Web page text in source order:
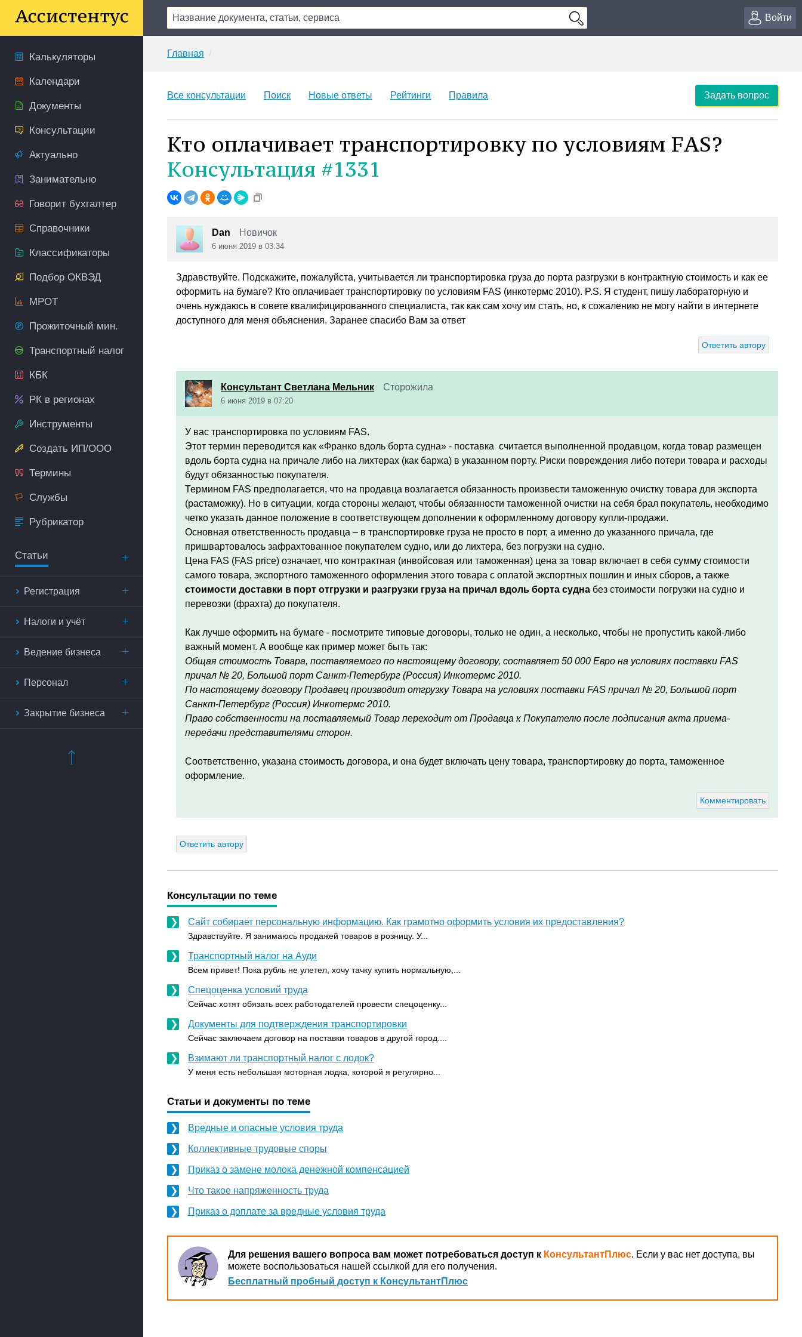
Войти
Калькуляторы
Календари
Документы
Консультации
Актуально
Занимательно
Говорит бухгалтер
Справочники
Классификаторы
Подбор ОКВЭД
МРОТ
Прожиточный мин.
Транспортный налог
КБК
РК в регионах
Инструменты
Создать ИП/ООО
Термины
Службы
Рубрикатор
Статьи
Регистрация
Налоги и учёт
Ведение бизнеса
Персонал
Закрытие бизнеса
Главная
Все консультации Поиск Новые ответы Рейтинги Правила Задать вопрос
Кто оплачивает транспортировку по условиям FAS?
Консультация #1331
Dan Новичок
6 июня 2019 в 03:34
Здравствуйте. Подскажите, пожалуйста, учитывается ли транспортировка груза до порта разгрузки в контрактную стоимость и как ее
оформить на бумаге? Кто оплачивает транспортировку по условиям FAS (инкотермс 2010). P.S. Я студент, пишу лабораторную и
очень нуждаюсь в совете квалифицированного специалиста, так как сам хочу им стать, но, к сожалению не могу найти в интернете
доступного для меня объяснения. Заранее спасибо Вам за ответ
Ответить автору
Консультант Светлана Мельник Сторожила
6 июня 2019 в 07:20
У вас транспортировка по условиям FAS.
Этот термин переводится как «Франко вдоль борта судна» - поставка считается выполненной продавцом, когда товар размещен
вдоль борта судна на причале либо на лихтерах (как баржа) в указанном порту. Риски повреждения либо потери товара и расходы
будут обязанностью покупателя.
Термином FAS предполагается, что на продавца возлагается обязанность произвести таможенную очистку товара для экспорта
(растаможку). Но в ситуации, когда стороны желают, чтобы обязанности таможенной очистки на себя брал покупатель, необходимо
четко указать данное положение в соответствующем дополнении к оформленному договору купли-продажи.
Основная ответственность продавца – в транспортировке груза не просто в порт, а именно до указанного причала, где
пришвартовалось зафрахтованное покупателем судно, или до лихтера, без погрузки на судно.
Цена FAS (FAS price) означает, что контрактная (инвойсовая или таможенная) цена за товар включает в себя сумму стоимости
самого товара, экспортного таможенного оформления этого товара с оплатой экспортных пошлин и иных сборов, а также
стоимости доставки в порт отгрузки и разгрузки груза на причал вдоль борта судна без стоимости погрузки на судно и
перевозки (фрахта) до покупателя.
Как лучше оформить на бумаге - посмотрите типовые договоры, только не один, а несколько, чтобы не пропустить какой-либо
важный момент. А вообще как пример может быть так:
Общая стоимость Товара, поставляемого по настоящему договору, составляет 50 000 Евро на условиях поставки FAS
причал № 20, Большой порт Санкт-Петербург (Россия) Инкотермс 2010.
По настоящему договору Продавец производит отгрузку Товара на условиях поставки FAS причал № 20, Большой порт
Санкт-Петербург (Россия) Инкотермс 2010.
Право собственности на поставляемый Товар переходит от Продавца к Покупателю после подписания акта приема-
передачи представителями сторон.
Соответственно, указана стоимость договора, и она будет включать цену товара, транспортировку до порта, таможенное
оформление.
Комментировать
Ответить автору
Консультации по теме
Сайт собирает персональную информацию. Как грамотно оформить условия их предоставления?
Здравствуйте. Я занимаюсь продажей товаров в розницу. У...
Транспортный налог на Ауди
Всем привет! Пока рубль не улетел, хочу тачку купить нормальную,...
Спецоценка условий труда
Сейчас хотят обязать всех работодателей провести спецоценку...
Документы для подтверждения транспортировки
Сейчас заключаем договор на поставки товаров в другой город....
Взимают ли транспортный налог с лодок?
У меня есть небольшая моторная лодка, которой я регулярно...
Статьи и документы по теме
Вредные и опасные условия труда
Коллективные трудовые споры
Приказ о замене молока денежной компенсацией
Что такое напряженность труда
Приказ о доплате за вредные условия труда
Для решения вашего вопроса вам может потребоваться доступ к КонсультантПлюс. Если у вас нет доступа, вы
можете воспользоваться нашей ссылкой для его получения.
Бесплатный пробный доступ к КонсультантПлюс